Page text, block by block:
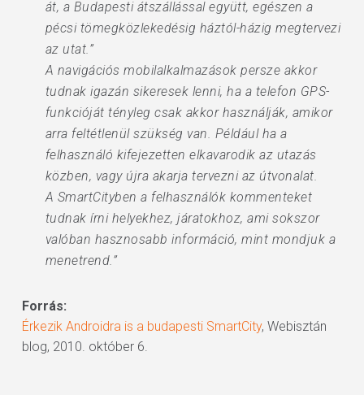
át, a Budapesti átszállással együtt, egészen a
pécsi tömegközlekedésig háztól-házig megtervezi
az utat.”
A navigációs mobilalkalmazások persze akkor
tudnak igazán sikeresek lenni, ha a telefon GPS-
funkcióját tényleg csak akkor használják, amikor
arra feltétlenül szükség van. Például ha a
felhasználó kifejezetten elkavarodik az utazás
közben, vagy újra akarja tervezni az útvonalat.
A SmartCityben a felhasználók kommenteket
tudnak írni helyekhez, járatokhoz, ami sokszor
valóban hasznosabb információ, mint mondjuk a
menetrend.”
Forrás:
Érkezik Androidra is a budapesti SmartCity, Webisztán
blog, 2010. október 6.